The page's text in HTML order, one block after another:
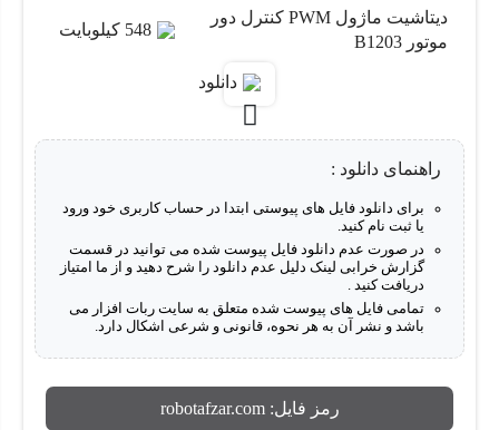
ویژگی ماژول PWM کنترل دور موتور
B1203
راه اندازی سریع و آسان
دارای نشانگر ال ای دی
دیتاشیت ماژول PWM کنترل دور
موتور B1203
548 کیلوبایت
دانلود
راهنمای دانلود :
برای دانلود فایل های پیوستی ابتدا در حساب کاربری خود ورود
یا ثبت نام کنید.
در صورت عدم دانلود فایل پیوست شده می توانید در قسمت
گزارش خرابی لینک دلیل عدم دانلود را شرح دهید و از ما امتیاز
دریافت کنید .
تمامی فایل های پیوست شده متعلق به سایت ربات افزار می
باشد و نشر آن به هر نحوه، قانونی و شرعی اشکال دارد.
رمز فایل:robotafzar.com